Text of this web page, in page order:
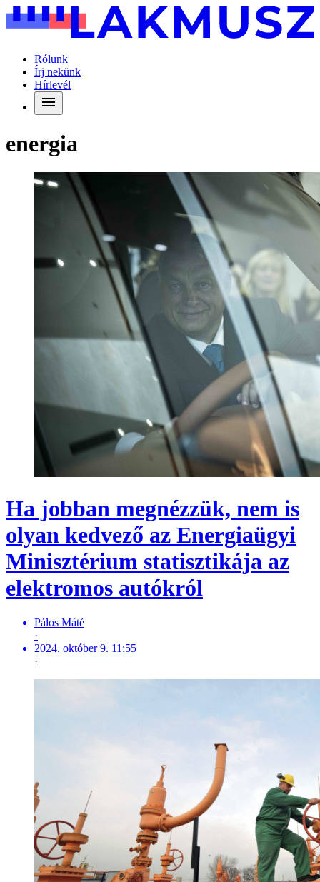
Rólunk
Írj nekünk
Hírlevél
energia
Ha jobban megnézzük, nem is
olyan kedvező az Energiaügyi
Minisztérium statisztikája az
elektromos autókról
Pálos Máté
·
2024. október 9. 11:55
·